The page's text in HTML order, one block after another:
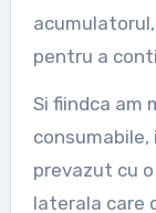
pentru a
Si fiindca am
prevazut cu
laterala care